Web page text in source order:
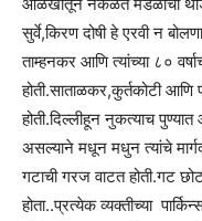
सुर्वे,किरण दोषी हे एरवी न
ताम्हनकर आणि त्यांच्या ८०
होती.साताळकर,कुर्तकोटी
होती.दिल्लीहून नुकत्याच
असल्याने मधून मधुन त्यांचे
गटाची गरज वाटत होती.गट
होता..प्रत्येक व्यक्तीच्या